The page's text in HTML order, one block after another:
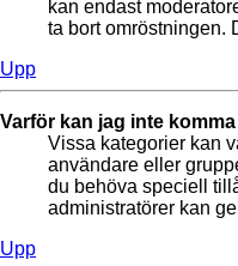
kan endast
ta bort omröstningen.
Upp
Varför kan jag inte
Vissa kategorier kan
användare eller
du behöva speciell
administratörer kan
Upp